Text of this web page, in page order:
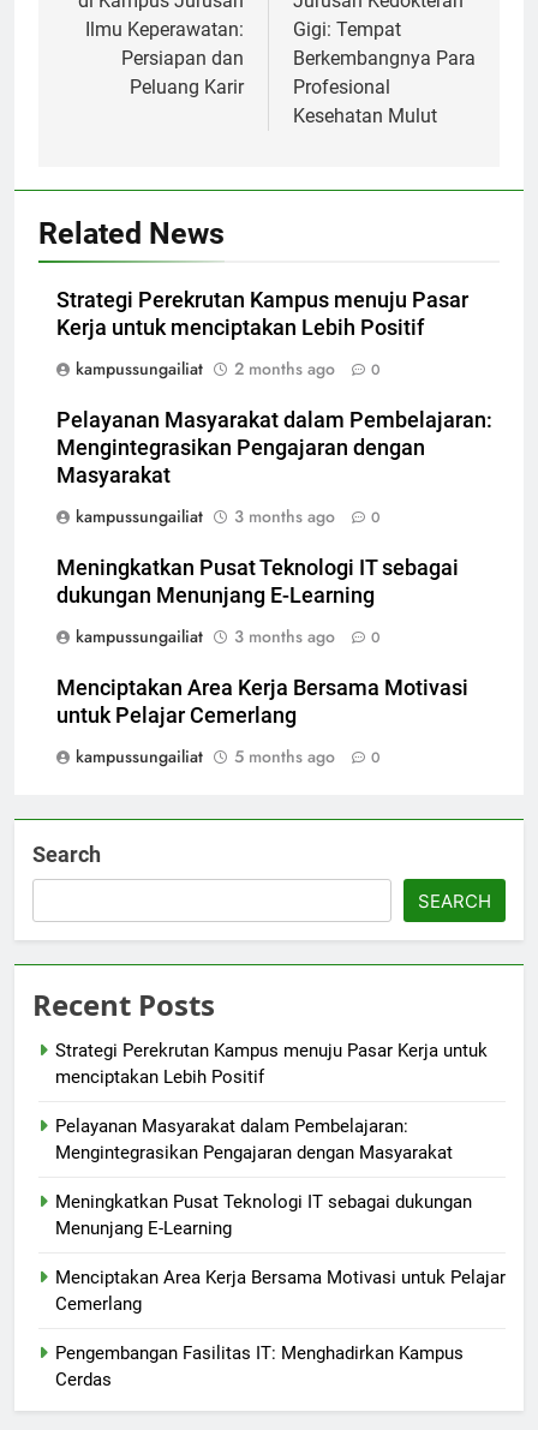
Ilmu Keperawatan:
Persiapan dan
Peluang Karir
Gigi: Tempat
Berkembangnya Para
Profesional
Kesehatan Mulut
Related News
Strategi Perekrutan Kampus menuju Pasar
Kerja untuk menciptakan Lebih Positif
kampussungailiat
2 months ago 0
Pelayanan Masyarakat dalam Pembelajaran:
Mengintegrasikan Pengajaran dengan
Masyarakat
kampussungailiat
3 months ago 0
Meningkatkan Pusat Teknologi IT sebagai
dukungan Menunjang E-Learning
kampussungailiat
3 months ago 0
Menciptakan Area Kerja Bersama Motivasi
untuk Pelajar Cemerlang
kampussungailiat
5 months ago 0
Search
SEARCH
Recent Posts
Strategi Perekrutan Kampus menuju Pasar Kerja untuk
menciptakan Lebih Positif
Pelayanan Masyarakat dalam Pembelajaran:
Mengintegrasikan Pengajaran dengan Masyarakat
Meningkatkan Pusat Teknologi IT sebagai dukungan
Menunjang E-Learning
Menciptakan Area Kerja Bersama Motivasi untuk Pelajar
Cemerlang
Pengembangan Fasilitas IT: Menghadirkan Kampus
Cerdas